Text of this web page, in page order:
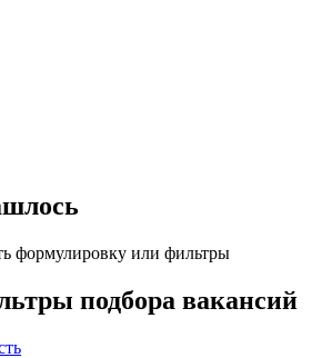
формулировку или фильтры
подбора вакансий